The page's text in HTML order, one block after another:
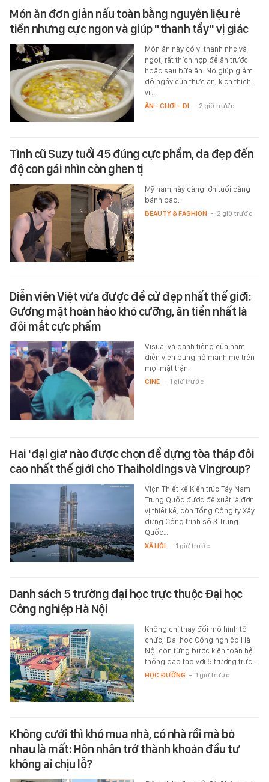
Món ăn đơn giản nấu toàn bằng nguyên liệu rẻ
tiền nhưng cực ngon và giúp "thanh tẩy" vị giác
Món ăn này có vị thanh nhẹ và
ngọt, rất thích hợp để ăn trước
hoặc sau bữa ăn. Nó giúp giảm
độ ngấy của thức ăn, kích thích
vị…
ĂN - CHƠI - ĐI - 2 giờ trước
Tình cũ Suzy tuổi 45 đúng cực phẩm, da đẹp đến
độ con gái nhìn còn ghen tị
Mỹ nam này càng lớn tuổi càng
bảnh bao.
BEAUTY & FASHION - 2 giờ trước
Diễn viên Việt vừa được đề cử đẹp nhất thế giới:
Gương mặt hoàn hảo khó cưỡng, ăn tiền nhất là
đôi mắt cực phẩm
Visual và danh tiếng của nam
diễn viên bùng nổ mạnh mẽ trên
mọi mặt trận.
CINE - 1 giờ trước
Hai 'đại gia' nào được chọn để dựng tòa tháp đôi
cao nhất thế giới cho Thaiholdings và Vingroup?
Viện Thiết kế Kiến trúc Tây Nam
Trung Quốc được đề xuất là đơn
vị thiết kế, còn Tổng Công ty Xây
dựng Công trình số 3 Trung
Quốc…
XÃ HỘI - 1 giờ trước
Danh sách 5 trường đại học trực thuộc Đại học
Công nghiệp Hà Nội
Không chỉ thay đổi mô hình tổ
chức, Đại học Công nghiệp Hà
Nội còn từng bước kiện toàn hệ
thống đào tạo với 5 trường trực…
HỌC ĐƯỜNG - 1 giờ trước
Không cưới thì khó mua nhà, có nhà rồi mà bỏ
nhau là mất: Hôn nhân trở thành khoản đầu tư
không ai chịu lỗ?